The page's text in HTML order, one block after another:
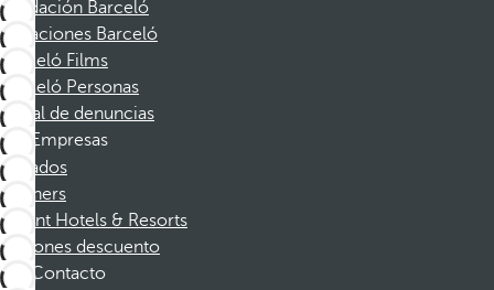
Fundación Barceló
Vacaciones Barceló
Barceló Films
Barceló Personas
Canal de denuncias
Empresas
Afiliados
Partners
Dorint Hotels & Resorts
Cupones descuento
Contacto